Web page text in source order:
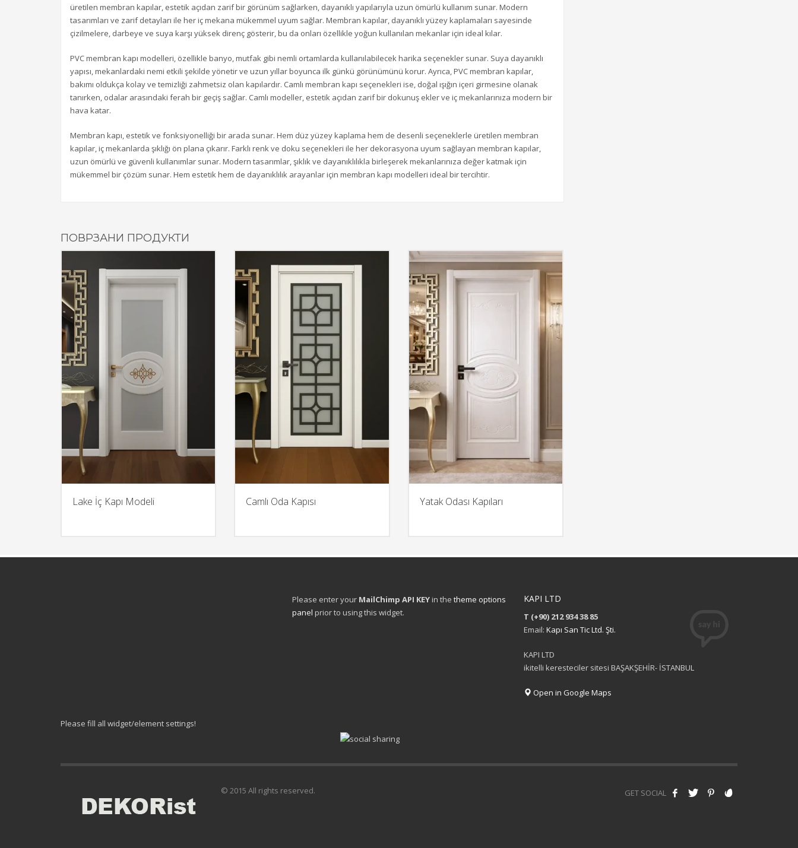
üretilen membran kapılar, estetik açıdan zarif bir görünüm sağlarken, dayanıklı yapılarıyla uzun ömürlü kullanım sunar. Modern
tasarımları ve zarif detayları ile her iç mekana mükemmel uyum sağlar. Membran kapılar, dayanıklı yüzey kaplamaları sayesinde
çizilmelere, darbeye ve suya karşı yüksek direnç gösterir, bu da onları özellikle yoğun kullanılan mekanlar için ideal kılar.
PVC membran kapı modelleri, özellikle banyo, mutfak gibi nemli ortamlarda kullanılabilecek harika seçenekler sunar. Suya dayanıklı
yapısı, mekanlardaki nemi etkili şekilde yönetir ve uzun yıllar boyunca ilk günkü görünümünü korur. Ayrıca, PVC membran kapılar,
bakımı oldukça kolay ve temizliği zahmetsiz olan kapılardır. Camlı membran kapı seçenekleri ise, doğal ışığın içeri girmesine olanak
tanırken, odalar arasındaki ferah bir geçiş sağlar. Camlı modeller, estetik açıdan zarif bir dokunuş ekler ve iç mekanlarınıza modern bir
hava katar.
Membran kapı, estetik ve fonksiyonelliği bir arada sunar. Hem düz yüzey kaplama hem de desenli seçeneklerle üretilen membran
kapılar, iç mekanlarda şıklığı ön plana çıkarır. Farklı renk ve doku seçenekleri ile her dekorasyona uyum sağlayan membran kapılar,
uzun ömürlü ve güvenli kullanımlar sunar. Modern tasarımlar, şıklık ve dayanıklılıkla birleşerek mekanlarınıza değer katmak için
mükemmel bir çözüm sunar. Hem estetik hem de dayanıklılık arayanlar için membran kapı modelleri ideal bir tercihtir.
ПОВРЗАНИ ПРОДУКТИ
Lake İç Kapı Modeli Camlı Oda Kapısı Yatak Odası Kapıları
Please enter your MailChimp API KEY in the theme options
panel prior to using this widget.
KAPI LTD
T (+90) 212 934 38 85
Email: Kapı San Tic Ltd. Şti.
KAPI LTD
ikitelli keresteciler sitesi BAŞAKŞEHİR- İSTANBUL
Open in Google Maps
Please fill all widget/element settings!
GET SOCIAL
© 2015 All rights reserved.